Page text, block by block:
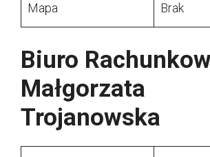
Mapa Brak
Biuro
Małgorzata
Trojanowska